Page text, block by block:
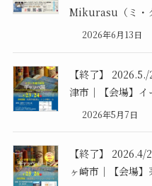
Mikurasu（ミ・
2026年6月13日
【終了】
津市｜【会場】イ
2026年5月7日
【終了】
ヶ崎市｜【会場